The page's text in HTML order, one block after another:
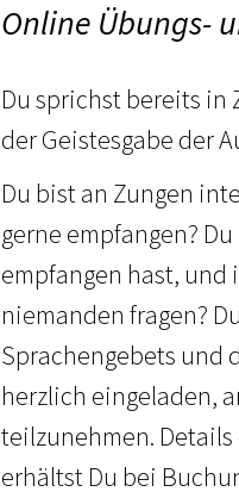
Online Übungs-
Du sprichst bereits in
der Geistesgabe der
Du bist an Zungen
gerne empfangen?
empfangen hast,
niemanden fragen?
Sprachengebets und
herzlich eingeladen,
teilzunehmen.
erhältst Du bei